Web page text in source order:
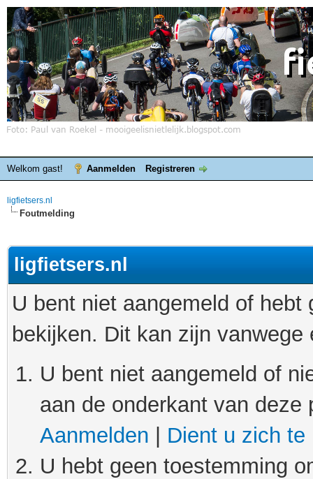
Welkom gast! Aanmelden Registreren
ligfietsers.nl
Foutmelding
ligfietsers.nl
U bent niet aangemeld of
bekijken. Dit kan zijn
U bent niet aangemeld of
aan de onderkant van
Aanmelden
Dient u zich te
U hebt geen toestemming